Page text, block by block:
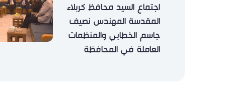
اجتماع السيد محافظ كربلاء
المقدسة المهندس نصيف
جاسم الخطابي والمنظمات
العاملة في المحافظة